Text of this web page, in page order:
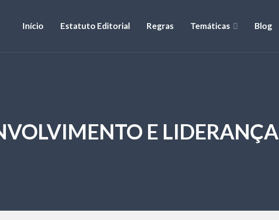
Início Estatuto Editorial Regras Temáticas Blog
E LIDERANÇA